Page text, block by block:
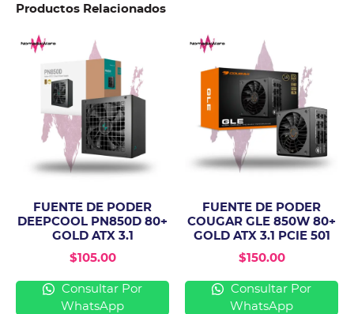
Productos Relacionados
FUENTE DE PODER
DEEPCOOL PN850D 80+
GOLD ATX 3.1
$105.00
Consultar Por
WhatsApp
FUENTE DE PODER
COUGAR GLE 850W 80+
GOLD ATX 3.1 PCIE 501
$150.00
Consultar Por
WhatsApp